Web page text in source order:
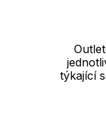
týkající